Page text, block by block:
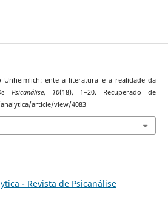
Unheimlich: ente a literatura e a realidade da
Psicanálise, 10(18), 1–20. Recuperado de
article/view/4083
- Revista de Psicanálise